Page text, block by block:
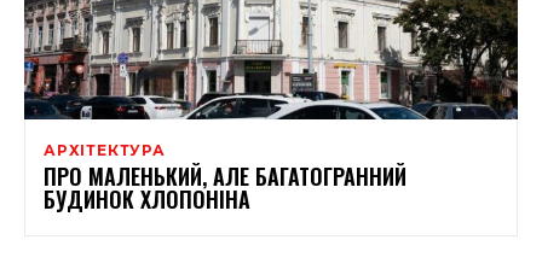
АРХІТЕКТУРА
ПРО МАЛЕНЬКИЙ, АЛЕ БАГАТОГРАННИЙ
БУДИНОК ХЛОПОНІНА